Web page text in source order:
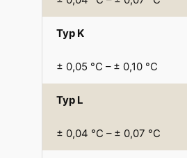
Typ K
± 0,05 °C – ± 0,10 °C
Typ L
± 0,04 °C – ± 0,07 °C